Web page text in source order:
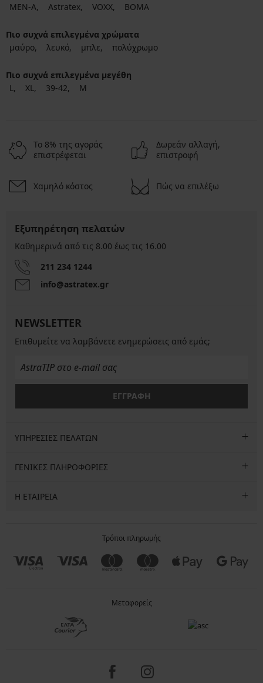
MEN-A
Astratex VOXX BOMA
Πιο συχνά επιλεγμένα χρώματα
μαύρο
λευκό μπλε πολύχρωμο
Πιο συχνά επιλεγμένα μεγέθη
L
XL 39-42 M
Το 8% της αγοράς
επιστρέφεται
Δωρεάν αλλαγή,
επιστροφή
Χαμηλό κόστος Πώς να επιλέξω
Εξυπηρέτηση πελατών
Καθημερινά από τις 8.00 έως τις 16.00
211 234 1244
info@astratex.gr
NEWSLETTER
Επιθυμείτε να λαμβάνετε ενημερώσεις από εμάς;
ΕΓΓΡΑΦΗ
ΥΠΗΡΕΣΙΕΣ ΠΕΛΑΤΩΝ
ΓΕΝΙΚΕΣ ΠΛΗΡΟΦΟΡΙΕΣ
Η ΕΤΑΙΡΕΙΑ
Τρόποι πληρωμής
Μεταφορείς